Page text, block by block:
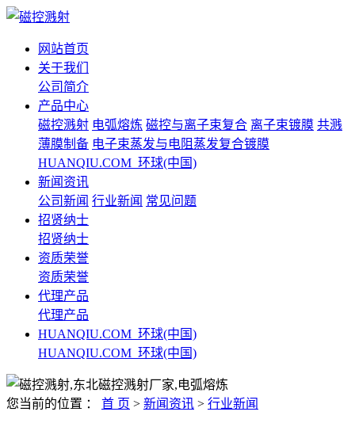
网站首页
关于我们
公司简介
产品中心
磁控溅射 电弧熔炼 磁控与离子束复合 离子束镀膜 共溅
薄膜制备 电子束蒸发与电阻蒸发复合镀膜
HUANQIU.COM_环球(中国)
新闻资讯
公司新闻 行业新闻 常见问题
招贤纳士
招贤纳士
资质荣誉
资质荣誉
代理产品
代理产品
HUANQIU.COM_环球(中国)
HUANQIU.COM_环球(中国)
您当前的位置 ： 首 页 > 新闻资讯 > 行业新闻